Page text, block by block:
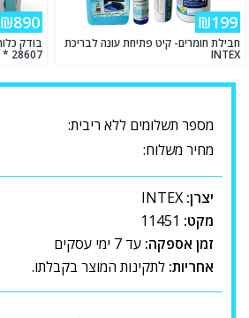
₪199
חבילת חומרים- קיט פתיחת עונה לבריכת
INTEX
₪890
28607 * חדש 2026
מספר תשלומים ללא ריבית:
מחיר משלוח:
יצרן: INTEX
מקט: 11451
זמן אספקה: עד 7 ימי עסקים
אחריות: לתקינות המוצר בקבלתו.